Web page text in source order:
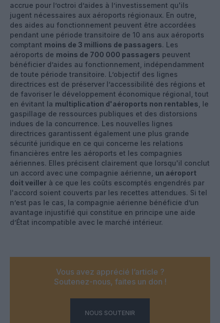
accrue pour l’octroi d’aides à l’investissement qu'ils
jugent nécessaires aux aéroports régionaux. En outre,
des aides au fonctionnement peuvent être accordées
pendant une période transitoire de 10 ans aux aéroports
comptant moins de 3 millions de passagers. Les
aéroports de moins de 700 000 passagers peuvent
bénéficier d’aides au fonctionnement, indépendamment
de toute période transitoire. L’objectif des lignes
directrices est de préserver l’accessibilité des régions et
de favoriser le développement économique régional, tout
en évitant la multiplication d'aéroports non rentables , le
gaspillage de ressources publiques et des distorsions
indues de la concurrence. Les nouvelles lignes
directrices garantissent également une plus grande
sécurité juridique en ce qui concerne les relations
financières entre les aéroports et les compagnies
aériennes. Elles précisent clairement que lorsqu'il conclut
un accord avec une compagnie aérienne, un aéroport
doit veiller à ce que les coûts escomptés engendrés par
l'accord soient couverts par les recettes attendues. Si tel
n’est pas le cas, la compagnie aérienne bénéficie d’un
avantage injustifié qui constitue en principe une aide
d’État incompatible avec le marché intérieur.
Vous avez apprécié l’article ?
Soutenez-nous, faites un don !
NOUS SOUTENIR